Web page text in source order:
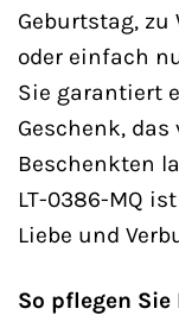
Geburtstag,
oder einfach
Sie garantiert
Geschenk,
Beschenkten
LT-0386-MQ
Liebe und
So pflegen